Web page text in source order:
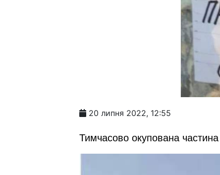
20 липня 2022, 12:55
Тимчасово окупована